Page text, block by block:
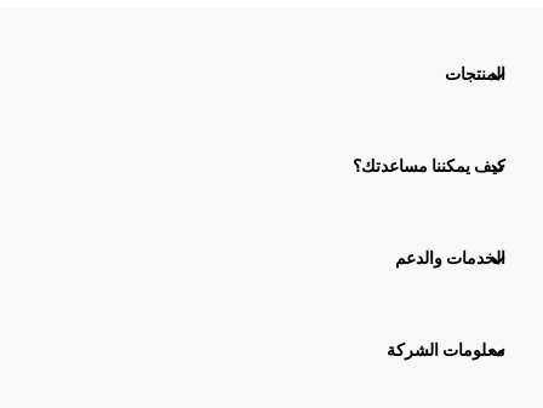
المنتجات
كيف يمكننا مساعدتك؟
الخدمات والدعم
معلومات الشركة